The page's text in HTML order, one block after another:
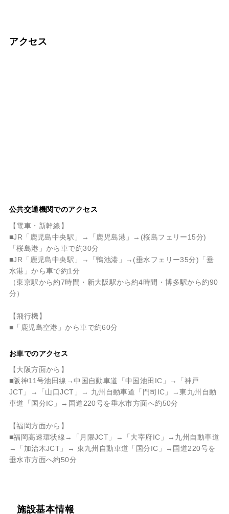
アクセス
公共交通機関でのアクセス
【電車・新幹線】
■JR「鹿児島中央駅」→「鹿児島港」→(桜島フェリー15分)
「桜島港」から車で約30分
■JR「鹿児島中央駅」→「鴨池港」→(垂水フェリー35分)「垂
水港」から車で約1分
（東京駅から約7時間・新大阪駅から約4時間・博多駅から約90
分）
【飛行機】
■「鹿児島空港」から車で約60分
お車でのアクセス
【大阪方面から】
■阪神11号池田線→中国自動車道「中国池田IC」→「神戸
JCT」→「山口JCT」→ 九州自動車道「門司IC」→東九州自動
車道「国分IC」→国道220号を垂水市方面へ約50分
【福岡方面から】
■福岡高速環状線→「月隈JCT」→「大宰府IC」→九州自動車道
→「加治木JCT」→ 東九州自動車道「国分IC」→国道220号を
垂水市方面へ約50分
施設基本情報